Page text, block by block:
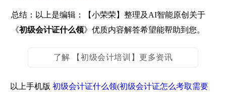
总结：以上是编辑：【小荣荣】整理及AI智能原创关于
《初级会计证什么领》优质内容解答希望能帮助到您。
了解 【初级会计培训】更多资讯
以上手机版 初级会计证什么领(初级会计证怎么考取需要